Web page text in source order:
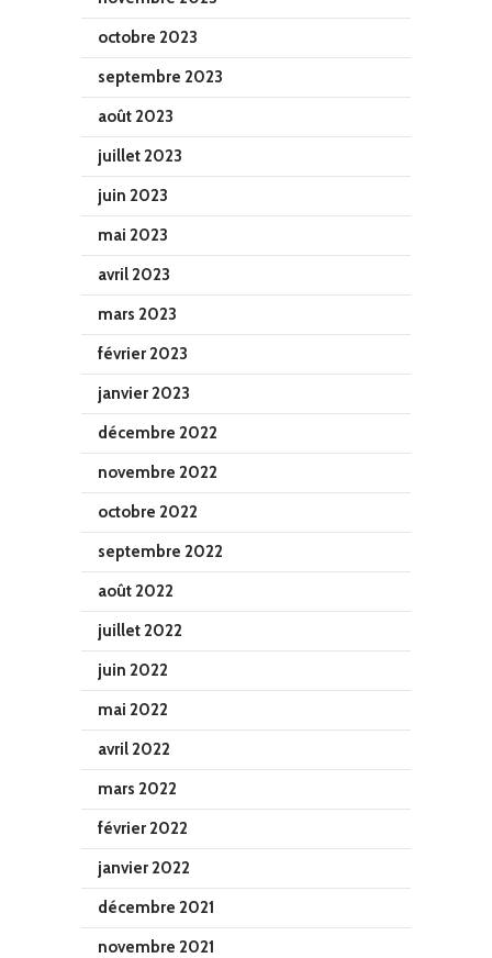
octobre 2023
septembre 2023
août 2023
juillet 2023
juin 2023
mai 2023
avril 2023
mars 2023
février 2023
janvier 2023
décembre 2022
novembre 2022
octobre 2022
septembre 2022
août 2022
juillet 2022
juin 2022
mai 2022
avril 2022
mars 2022
février 2022
janvier 2022
décembre 2021
novembre 2021